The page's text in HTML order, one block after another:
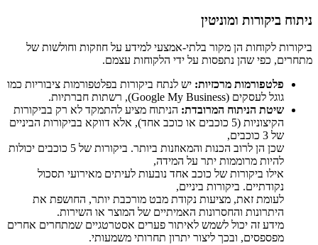
ניתוח ביקורות ומוניטין
ביקורות לקוחות הן מקור בלתי-אמצעי למידע על חוזקות וחולשות של
מתחרים, כפי שהן נתפסות על ידי הלקוחות עצמם.
פלטפורמות מרכזיות: יש לנתח ביקורות בפלטפורמות ציבוריות כמו
גוגל לעסקים (Google My Business), רשתות חברתיות.
שיטת הניתוח המרובדת: הניתוח מציע להתמקד לא רק בביקורות
הקיצוניות (5 כוכבים או כוכב אחד), אלא דווקא בביקורות הביניים
של 3 כוכבים,
שכן הן לרוב הכנות והמאוזנות ביותר. ביקורות של 5 כוכבים יכולות
להיות מרוממות יתר על המידה,
אילו ביקורות של כוכב אחד נובעות לעיתים מאירועי תסכול
נקודתיים. ביקורות ביניים,
לעומת זאת, מציעות נקודת מבט מורכבת יותר, החושפת את
היתרונות והחסרונות האמיתיים של המוצר או השירות.
מידע זה יכול לשמש לאיתור פערים אסטרטגיים שמתחרים אחרים
מפספסים, ובכך ליצור יתרון תחרותי משמעותי.